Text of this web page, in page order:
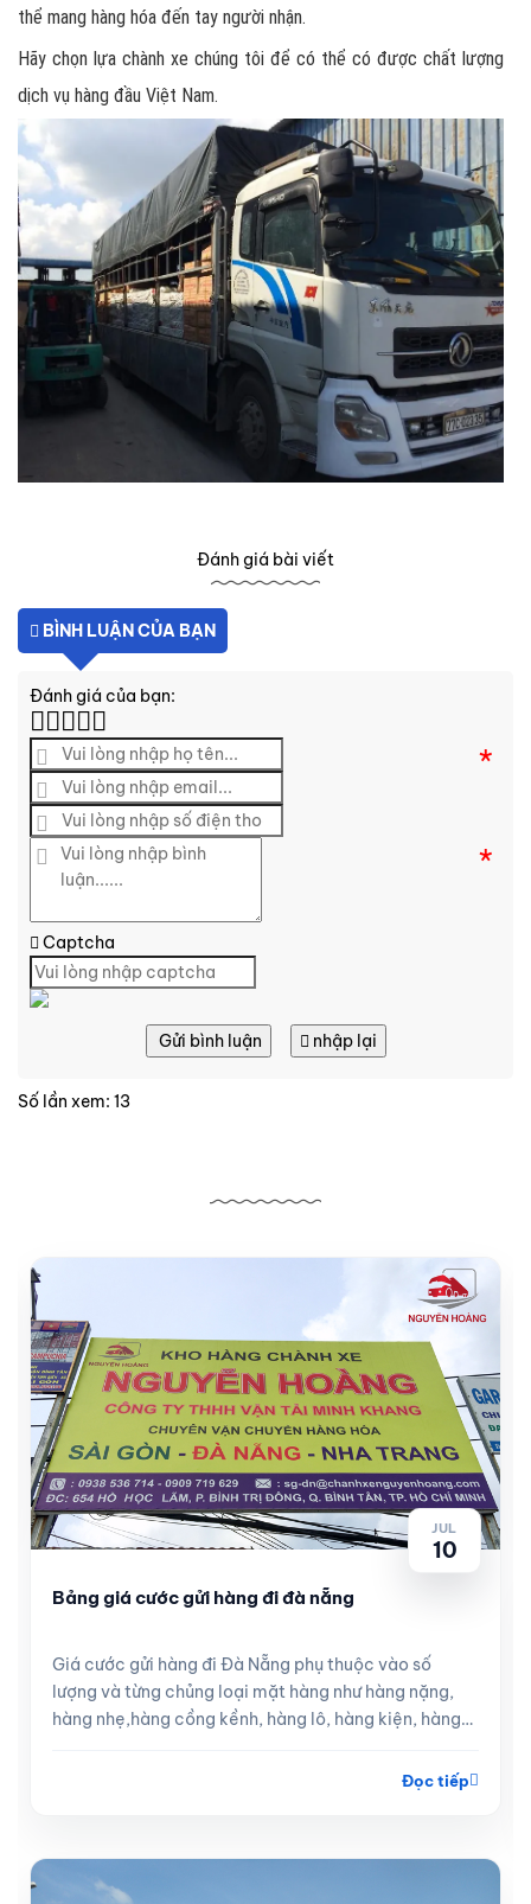
thể mang hàng hóa đến tay người nhận.
Hãy chọn lựa chành xe chúng tôi để có thể có được chất lượng
dịch vụ hàng đầu Việt Nam.
Đánh giá bài viết
BÌNH LUẬN CỦA BẠN
Đánh giá của bạn:
*
*
Captcha
Gửi bình luận nhập lại
Số lần xem: 13
JUL
10
Bảng giá cước gửi hàng đi đà nẵng
Giá cước gửi hàng đi Đà Nẵng phụ thuộc vào số
lượng và từng chủng loại mặt hàng như hàng nặng,
hàng nhẹ,hàng cồng kềnh, hàng lô, hàng kiện, hàng
Đọc tiếp